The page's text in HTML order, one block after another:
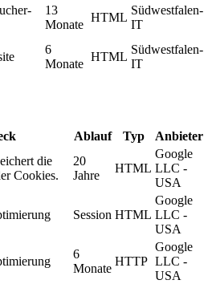
13
Monate
HTML
Südwestfalen-
IT
6
Monate
HTML
Südwestfalen-
IT
Ablauf Typ Anbieter
die
Cookies.
20
Jahre
HTML
Google
LLC -
USA
Session HTML
Google
LLC -
USA
6
Monate
HTTP
Google
LLC -
USA